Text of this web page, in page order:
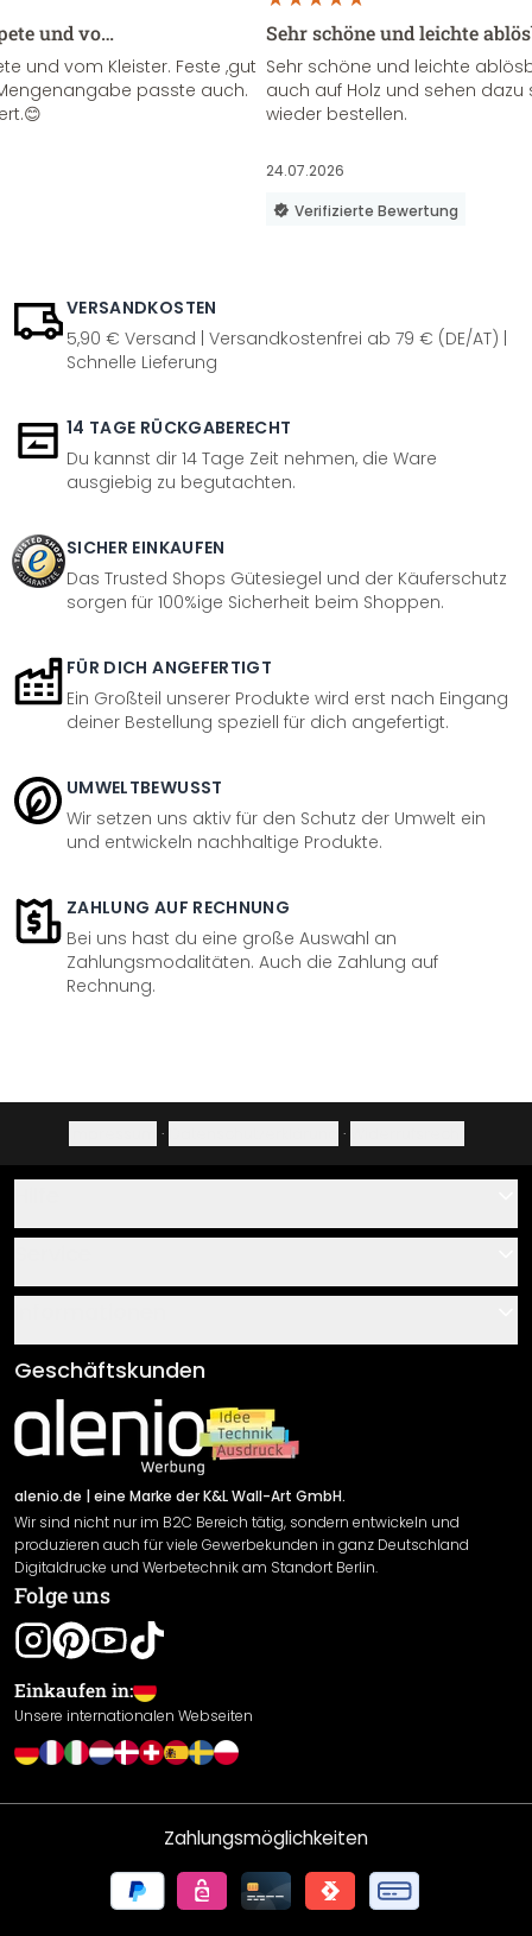
und vo…
und vom Kleister. Feste ,gut
passte auch.
Sehr schöne und leichte
Sehr schöne und leichte
auch auf Holz und sehen
wieder bestellen.
24.07.2026
Verifizierte Bewertung
VERSANDKOSTEN
5,90 € Versand | Versandkostenfrei ab 79 € (DE/AT) |
Schnelle Lieferung
14 TAGE RÜCKGABERECHT
Du kannst dir 14 Tage Zeit nehmen, die Ware
ausgiebig zu begutachten.
SICHER EINKAUFEN
Das Trusted Shops Gütesiegel und der Käuferschutz
sorgen für 100%ige Sicherheit beim Shoppen.
FÜR DICH ANGEFERTIGT
Ein Großteil unserer Produkte wird erst nach Eingang
deiner Bestellung speziell für dich angefertigt.
UMWELTBEWUSST
Wir setzen uns aktiv für den Schutz der Umwelt ein
und entwickeln nachhaltige Produkte.
ZAHLUNG AUF RECHNUNG
Bei uns hast du eine große Auswahl an
Zahlungsmodalitäten. Auch die Zahlung auf
Rechnung.
· ·
Über uns
Klebe- und Montageanleitungen
Newsletter An-/Abmeldung
Sendungsverfolgung
AGB
Impressum
Versand & Zahlung
Rücksendung
Widerrufsrecht
Datenschutzerklärung
Gewährleistung
Leistungserklärung / CE-Zeichen
Cookie Einstellungen
Geschäftskunden
alenio.de | eine Marke der K&L Wall-Art GmbH.
Wir sind nicht nur im B2C Bereich tätig, sondern entwickeln und
produzieren auch für viele Gewerbekunden in ganz Deutschland
Digitaldrucke und Werbetechnik am Standort Berlin.
Folge uns
Einkaufen in:
Unsere internationalen Webseiten
Zahlungsmöglichkeiten